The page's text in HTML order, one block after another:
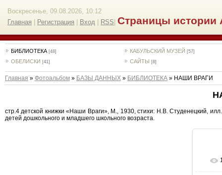
Воскресенье, 09.08.2026, 10:12
Главная
Регистрация Вход RSS Страницы истории
БИБЛИОТЕКА [48] КАБУЛЬСКИЙ МУЗЕЙ [57]
ОБЕЛИСКИ [41] САЙТЫ [8]
Главная » Фотоальбом» БАЗЫ ДАННЫХ» БИБЛИОТЕКА» НАШИ ВРАГИ
стр.4 детской книжки «Наши Враги», М., 1930, стихи: Н.В. Студенецкий,
детей дошкольного и младшего школьного возраста.